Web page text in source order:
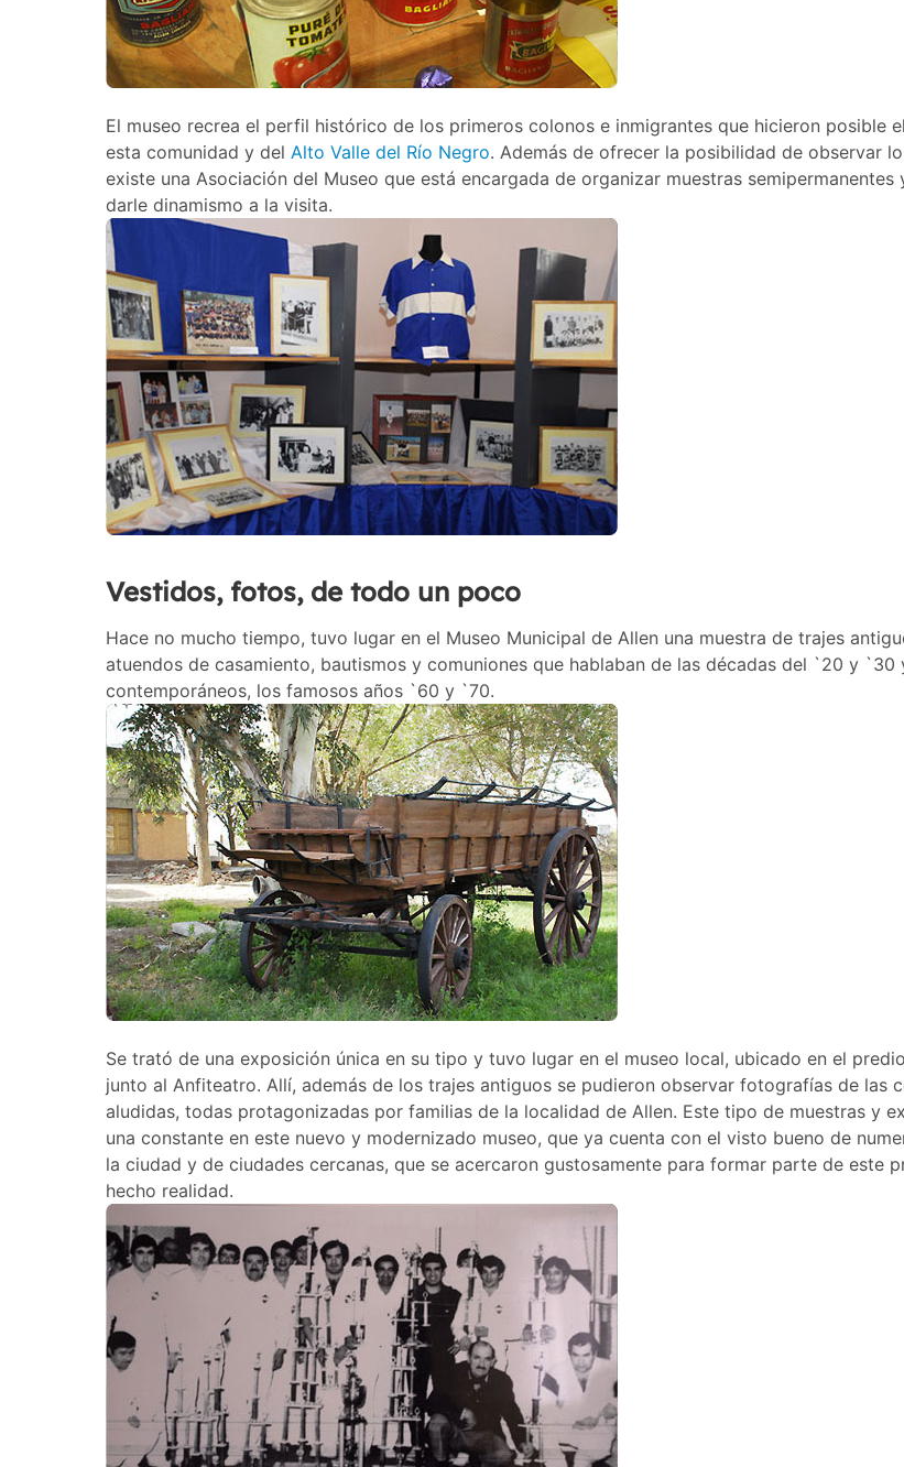
El museo recrea el perfil histórico de los primeros colonos e inmigrantes que hicieron posible
esta comunidad y del Alto Valle del Río Negro. Además de ofrecer la posibilidad de observar
existe una Asociación del Museo que está encargada de organizar muestras semipermanentes
darle dinamismo a la visita.
Vestidos, fotos, de todo un poco
Hace no mucho tiempo, tuvo lugar en el Museo Municipal de Allen una muestra de trajes
atuendos de casamiento, bautismos y comuniones que hablaban de las décadas del `20 y `30
contemporáneos, los famosos años `60 y `70.
Se trató de una exposición única en su tipo y tuvo lugar en el museo local, ubicado en el
junto al Anfiteatro. Allí, además de los trajes antiguos se pudieron observar fotografías de las
aludidas, todas protagonizadas por familias de la localidad de Allen. Este tipo de muestras y
una constante en este nuevo y modernizado museo, que ya cuenta con el visto bueno de
la ciudad y de ciudades cercanas, que se acercaron gustosamente para formar parte de este
hecho realidad.